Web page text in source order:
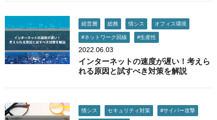
経営層 総務 情シス オフィス環境
#ネットワーク回線 #生産性
2022.06.03
インターネットの速度が遅い！考えら
れる原因と試すべき対策を解説
情シス セキュリティ対策 #サイバー攻撃